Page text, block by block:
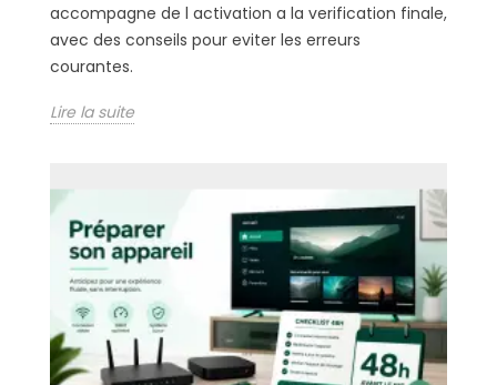
accompagne de l activation a la verification finale,
avec des conseils pour eviter les erreurs
courantes.
Lire la suite